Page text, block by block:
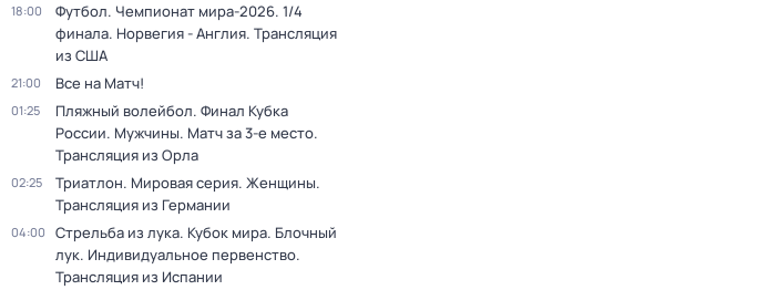
18:00
Футбол. Чемпионат мира-2026. 1/4
финала. Норвегия - Англия. Трансляция
из США
21:00 Все на Матч!
01:25
Пляжный волейбол. Финал Кубка
России. Мужчины. Матч за 3-е место.
Трансляция из Орла
02:25
Триатлон. Мировая серия. Женщины.
Трансляция из Германии
04:00
Стрельба из лука. Кубок мира. Блочный
лук. Индивидуальное первенство.
Трансляция из Испании